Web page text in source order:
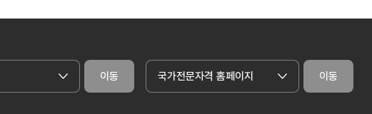
이동 국가전문자격 홈페이지 이동